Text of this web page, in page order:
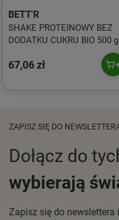
BETT'R
SHAKE PROTEINOWY BEZ
DODATKU CUKRU BIO 500
67,06 zł
ZAPISZ SIĘ DO
Dołącz do
wybierają
Zapisz się do